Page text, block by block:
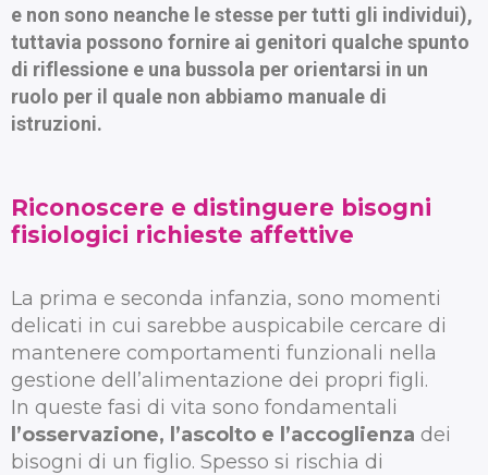
e non sono neanche le stesse per tutti gli individui),
tuttavia possono fornire ai genitori qualche spunto
di riflessione e una bussola per orientarsi in un
ruolo per il quale non abbiamo manuale di
istruzioni.
Riconoscere e distinguere bisogni
fisiologici richieste affettive
La prima e seconda infanzia, sono momenti
delicati in cui sarebbe auspicabile cercare di
mantenere comportamenti funzionali nella
gestione dell’alimentazione dei propri figli.
In queste fasi di vita sono fondamentali
l’osservazione, l’ascolto e l’accoglienza dei
bisogni di un figlio. Spesso si rischia di